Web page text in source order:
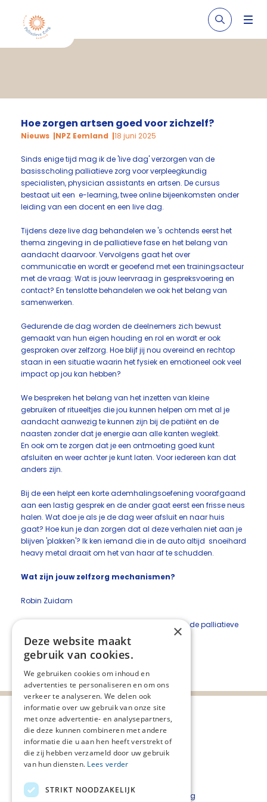
Hoe zorgen artsen goed voor zichzelf?
Nieuws NPZ Eemland 18 juni 2025
Sinds enige tijd mag ik de 'live dag' verzorgen van de
basisscholing palliatieve zorg voor verpleegkundig
specialisten, physician assistants en artsen. De cursus
bestaat uit een e-learning, twee online bijeenkomsten onder
leiding van een docent en een live dag.
Tijdens deze live dag behandelen we 's ochtends eerst het
thema zingeving in de palliatieve fase en het belang van
aandacht daarvoor. Vervolgens gaat het over
communicatie en wordt er geoefend met een trainingsacteur
met de vraag: Wat is jouw leervraag in gespreksvoering en
contact? En tenslotte behandelen we ook het belang van
samenwerken.
Gedurende de dag worden de deelnemers zich bewust
gemaakt van hun eigen houding en rol en wordt er ook
gesproken over zelfzorg. Hoe blijf jij nou overeind en rechtop
staan in een situatie waarin het fysiek en emotioneel ook veel
impact op jou kan hebben?
We bespreken het belang van het inzetten van kleine
gebruiken of ritueeltjes die jou kunnen helpen om met al je
aandacht aanwezig te kunnen zijn bij de patiënt en de
naasten zonder dat je energie aan alle kanten weglekt.
En ook om te zorgen dat je een ontmoeting goed kunt
afsluiten en weer achter je kunt laten. Voor iedereen kan dat
anders zijn.
Bij de een helpt een korte ademhalingsoefening voorafgaand
aan een lastig gesprek en de ander gaat eerst een frisse neus
halen. Wat doe je als je de dag weer afsluit en naar huis
gaat? Hoe kun je dan zorgen dat al deze verhalen niet aan je
blijven 'plakken'? Ik ken iemand die in de auto altijd snoeihard
heavy metal draait om het van haar af te schudden.
Wat zijn jouw zelfzorg mechanismen?
Robin Zuidam
Docent existentiële benadering en nabijheid in de palliatieve
zorg
Deel deze pagina:
Privacyverklaring
×
Deze website maakt
gebruik van cookies.
We gebruiken cookies om inhoud en
advertenties te personaliseren en om ons
verkeer te analyseren. We delen ook
informatie over uw gebruik van onze site
met onze advertentie- en analysepartners,
die deze kunnen combineren met andere
informatie die u aan hen heeft verstrekt of
die zij hebben verzameld door uw gebruik
van hun diensten. Lees verder
STRIKT NOODZAKELIJK